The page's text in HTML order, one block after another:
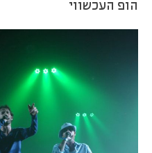
הופ העכשווי